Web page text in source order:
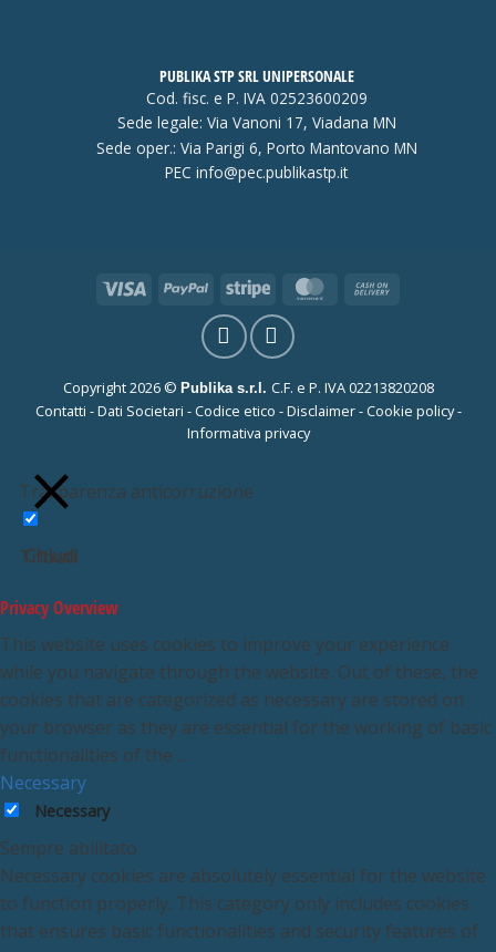
Controllo di Gestione
Controllo di Gestione
Patrimonio
Trasparenza anticorruzione
Tributi
PUBLIKA STP SRL UNIPERSONALE
Cod. fisc. e P. IVA 02523600209
Sede legale: Via Vanoni 17, Viadana MN
Sede oper.: Via Parigi 6, Porto Mantovano MN
PEC info@pec.publikastp.it
Visa PayPal Stripe MasterCard
Copyright 2026 © Publika s.r.l. C.F. e P. IVA 02213820208
Contatti -Dati Societari - Codice etico -Disclaimer- Cookie policy-
Informativa privacy
Chiudi
Privacy Overview
This website uses cookies to improve your experience
while you navigate through the website. Out of these, the
cookies that are categorized as necessary are stored on
your browser as they are essential for the working of basic
functionalities of the ...
Necessary
Necessary
Sempre abilitato
Necessary cookies are absolutely essential for the website
to function properly. This category only includes cookies
that ensures basic functionalities and security features of